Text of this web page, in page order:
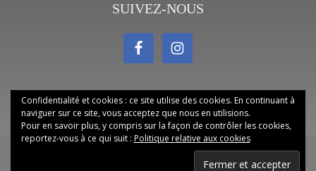
SUIVEZ-NOUS
réalisé par AE PRESSE·Accueil·
Mentions Légales·Contact
Confidentialité et cookies : ce site utilise des cookies. En continuant à
naviguer sur ce site, vous acceptez que nous en utilisions.
Pour en savoir plus, y compris sur la façon de contrôler les cookies,
reportez-vous à ce qui suit : Politique relative aux cookies